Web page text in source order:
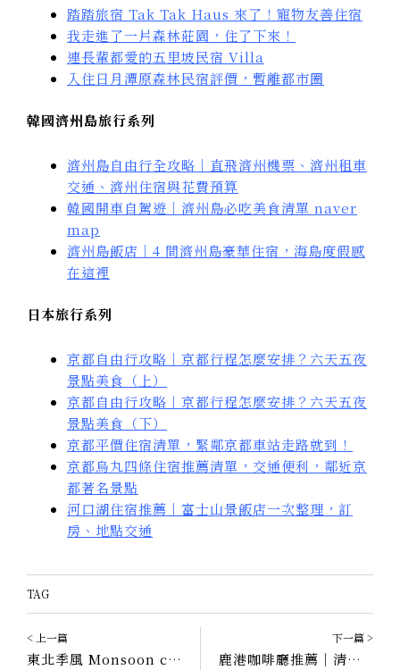
踏踏旅宿 Tak Tak Haus 來了！寵物友善住宿
我走進了一片森林莊園，住了下來！
連長輩都愛的五里坡民宿 Villa
入住日月潭原森林民宿評價，暫離都市圈
韓國濟州島旅行系列
濟州島自由行全攻略｜直飛濟州機票、濟州租車
交通、濟州住宿與花費預算
韓國開車自駕遊｜濟州島必吃美食清單 naver
map
濟州島飯店｜4 間濟州島豪華住宿，海島度假感
在這裡
日本旅行系列
京都自由行攻略｜京都行程怎麼安排？六天五夜
景點美食（上）
京都自由行攻略｜京都行程怎麼安排？六天五夜
景點美食（下）
京都平價住宿清單，緊鄰京都車站走路就到！
京都烏丸四條住宿推薦清單，交通便利，鄰近京
都著名景點
河口湖住宿推薦｜富士山景飯店一次整理，訂
房、地點交通
TAG
< 上一篇
東北季風 Monsoon coffee｜鹿港百年古厝裡喝杯精品咖啡，鹿港風！
下一篇 >
鹿港咖啡廳推薦｜清泉咖啡營業時間、菜單，一個人的珈琲時間